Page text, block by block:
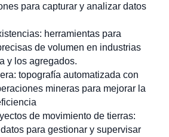
para capturar y analizar datos
herramientas para
de volumen en industrias
y los agregados.
topografía automatizada con
mineras para mejorar la
de movimiento de tierras:
para gestionar y supervisar